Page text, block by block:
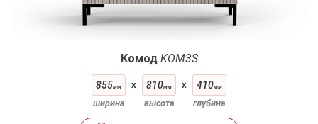
Комод KOM3S
855мм
ширина
x 810мм
высота
x 410мм
глубина